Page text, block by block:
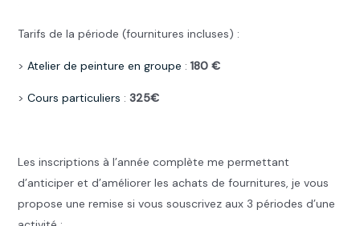
Tarifs de la période (fournitures incluses) :
> Atelier de peinture en groupe : 180 €
> Cours particuliers : 325€
Les inscriptions à l’année complète me permettant
d’anticiper et d’améliorer les achats de fournitures, je vous
propose une remise si vous souscrivez aux 3 périodes d’une